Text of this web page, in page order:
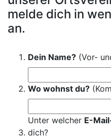
melde dich in
an.
Dein Name? (Vor-
Wo wohnst du?
Unter welcher E-
dich?